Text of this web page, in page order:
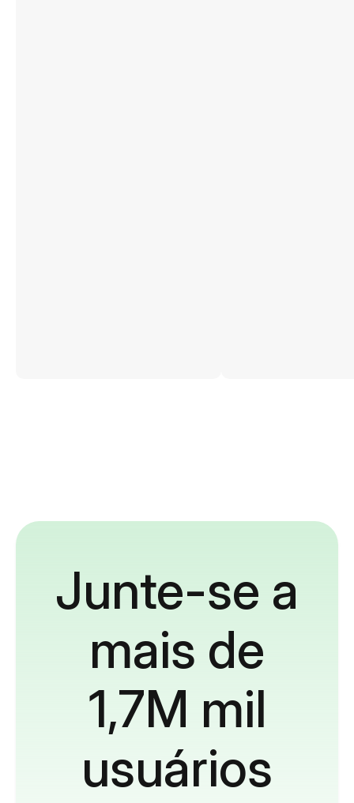
Junte-se a
mais de
1,7M mil
usuários